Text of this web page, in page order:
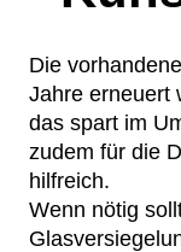
Die
Jahre erneuert
das spart im
zudem für die
hilfreich.
Wenn nötig